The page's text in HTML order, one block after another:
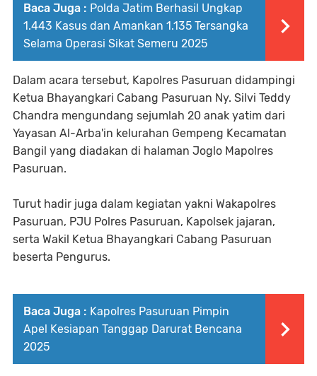
Baca Juga : Polda Jatim Berhasil Ungkap
1.443 Kasus dan Amankan 1.135 Tersangka
Selama Operasi Sikat Semeru 2025
Dalam acara tersebut, Kapolres Pasuruan didampingi
Ketua Bhayangkari Cabang Pasuruan Ny. Silvi Teddy
Chandra mengundang sejumlah 20 anak yatim dari
Yayasan Al-Arba'in kelurahan Gempeng Kecamatan
Bangil yang diadakan di halaman Joglo Mapolres
Pasuruan.
Turut hadir juga dalam kegiatan yakni Wakapolres
Pasuruan, PJU Polres Pasuruan, Kapolsek jajaran,
serta Wakil Ketua Bhayangkari Cabang Pasuruan
beserta Pengurus.
Baca Juga : Kapolres Pasuruan Pimpin
Apel Kesiapan Tanggap Darurat Bencana
2025